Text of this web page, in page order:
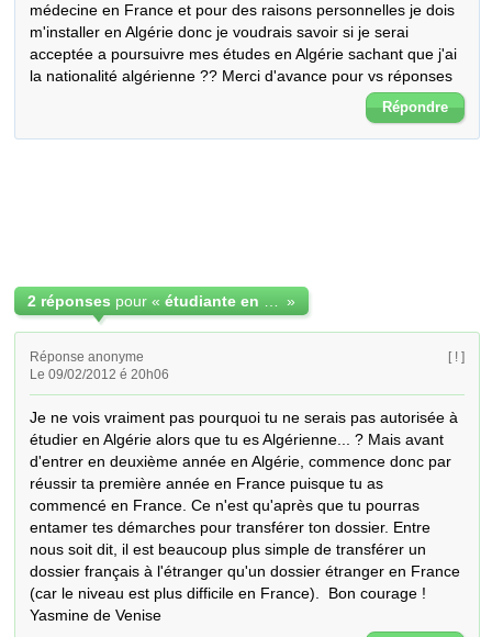
médecine en France et pour des raisons personnelles je dois
m'installer en Algérie donc je voudrais savoir si je serai
acceptée a poursuivre mes études en Algérie sachant que j'ai
la nationalité algérienne ?? Merci d'avance pour vs réponses
Répondre
2 réponses pour « »
Réponse anonyme
Le 09/02/2012 é 20h06
[ ! ]
Je ne vois vraiment pas pourquoi tu ne serais pas autorisée à
étudier en Algérie alors que tu es Algérienne... ? Mais avant
d'entrer en deuxième année en Algérie, commence donc par
réussir ta première année en France puisque tu as
commencé en France. Ce n'est qu'après que tu pourras
entamer tes démarches pour transférer ton dossier. Entre
nous soit dit, il est beaucoup plus simple de transférer un
dossier français à l'étranger qu'un dossier étranger en France
(car le niveau est plus difficile en France).  Bon courage !
Yasmine de Venise